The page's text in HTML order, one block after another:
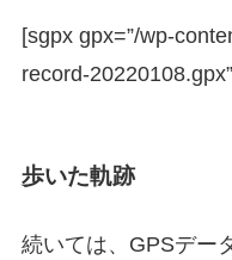
[sgpx gpx=”/wp-
record-
歩いた軌跡
続いては、GPSデー